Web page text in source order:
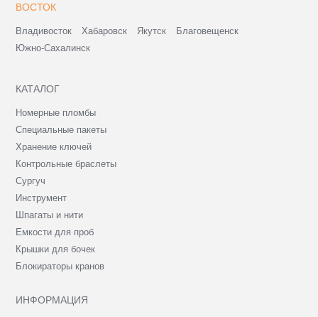
ВОСТОК
Владивосток Хабаровск Якутск
Благовещенск
Южно-Сахалинск
КАТАЛОГ
Номерные пломбы
Специальные пакеты
Хранение ключей
Контрольные браслеты
Сургуч
Инструмент
Шпагаты и нити
Емкости для проб
Крышки для бочек
Блокираторы кранов
ИНФОРМАЦИЯ